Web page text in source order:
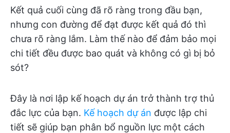
Kết quả cuối cùng đã rõ ràng trong đầu bạn,
nhưng con đường để đạt được kết quả đó thì
chưa rõ ràng lắm. Làm thế nào để đảm bảo mọi
chi tiết đều được bao quát và không có gì bị bỏ
sót?
Đây là nơi lập kế hoạch dự án trở thành trợ thủ
đắc lực của bạn. Kế hoạch dự án được lập chi
tiết sẽ giúp bạn phân bổ nguồn lực một cách